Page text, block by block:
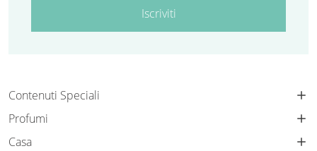
Iscriviti
Contenuti Speciali
Profumi
Casa